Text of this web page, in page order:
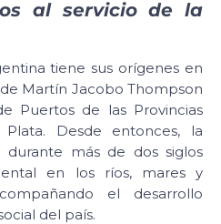
al servicio de la
tiene sus orígenes en
Martín Jacobo Thompson
Puertos de las Provincias
Desde entonces, la
durante más de dos siglos
en los ríos, mares y
el desarrollo
del país.